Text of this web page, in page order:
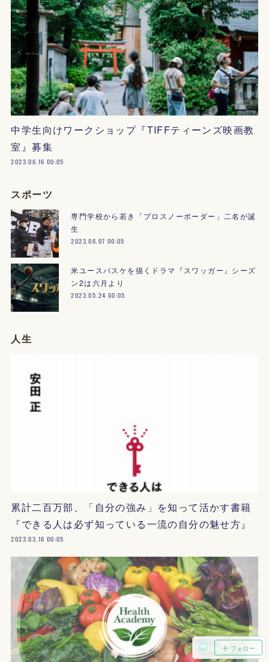
中学生向けワークショップ『TIFFティーンズ映画教
室』募集
2023.06.16 00:05
スポーツ
専門学校から若き「プロスノーボーダー」二名が誕
生
2023.06.07 00:05
米ユースバスケを描くドラマ『スワッガー』シーズ
ン2は六月より
2023.05.24 00:05
人生
累計二百万部、「自分の強み」を知って活かす書籍
『できる人は必ず知っている一流の自分の魅せ方』
2023.03.16 00:05
フォロー